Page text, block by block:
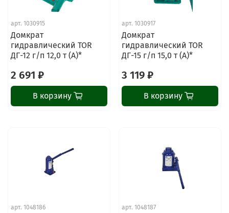
арт. 1030915
Домкрат
гидравлический TOR
ДГ-12 г/п 12,0 т (A)*
2 691 ₽
В корзину
арт. 1030917
Домкрат
гидравлический TOR
ДГ-15 г/п 15,0 т (A)*
3 119 ₽
В корзину
арт. 1048186 арт. 1048187